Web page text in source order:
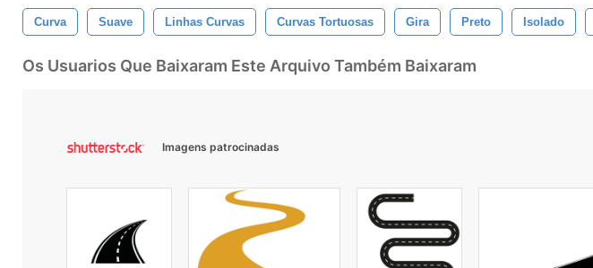
Curva Suave Linhas Curvas Curvas Tortuosas Gira Preto Isolado
Os Usuarios Que Baixaram Este Arquivo Também Baixaram
Imagens patrocinadas